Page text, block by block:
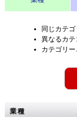
同じカテ
異なるカ
カテゴリ
業種